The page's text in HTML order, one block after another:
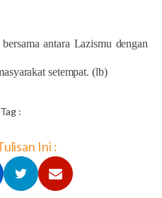
antara Lazismu dengan
setempat. (lb)
Tag :
Ini :